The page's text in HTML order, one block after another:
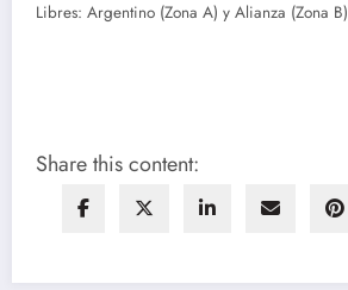
Libres: Argentino (Zona A) y Alianza (Zona B)
Share this content: